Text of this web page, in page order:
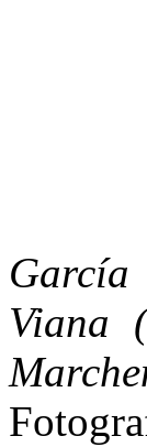
Viana